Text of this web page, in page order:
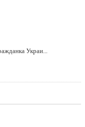
Украи...